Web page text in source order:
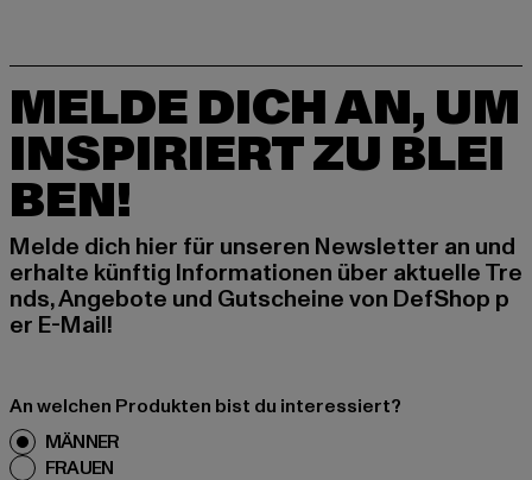
MELDE DICH AN, UM
INSPIRIERT ZU BLEI
BEN!
Melde dich hier für unseren Newsletter an und
erhalte künftig Informationen über aktuelle Tre
nds, Angebote und Gutscheine von DefShop p
er E-Mail!
An welchen Produkten bist du interessiert?
MÄNNER
FRAUEN